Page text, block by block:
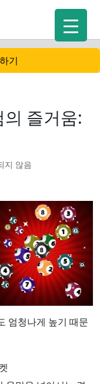
기
즐거움:
지 않음
엄청나게 높기 때문